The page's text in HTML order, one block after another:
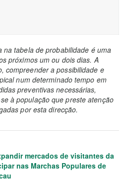
na tabela de probabilidade é uma
próximos um ou dois dias. A
compreender a possibilidade e
num determinado tempo em
preventivas necessárias,
à população que preste atenção
por esta direcção.
mercados de visitantes da
nas Marchas Populares de